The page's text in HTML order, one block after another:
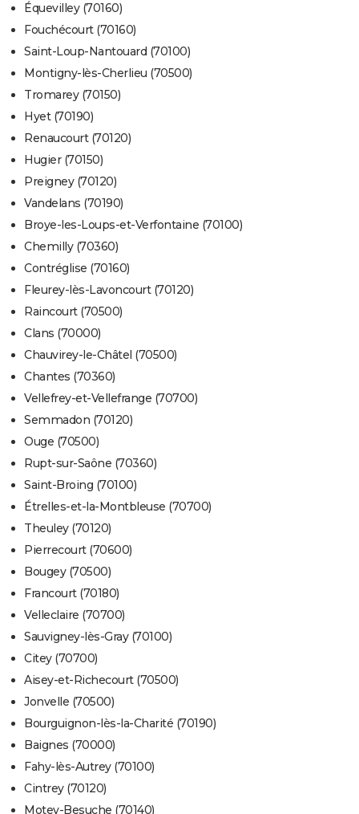
Équevilley (70160)
Fouchécourt (70160)
Saint-Loup-Nantouard (70100)
Montigny-lès-Cherlieu (70500)
Tromarey (70150)
Hyet (70190)
Renaucourt (70120)
Hugier (70150)
Preigney (70120)
Vandelans (70190)
Broye-les-Loups-et-Verfontaine (70100)
Chemilly (70360)
Contréglise (70160)
Fleurey-lès-Lavoncourt (70120)
Raincourt (70500)
Clans (70000)
Chauvirey-le-Châtel (70500)
Chantes (70360)
Vellefrey-et-Vellefrange (70700)
Semmadon (70120)
Ouge (70500)
Rupt-sur-Saône (70360)
Saint-Broing (70100)
Étrelles-et-la-Montbleuse (70700)
Theuley (70120)
Pierrecourt (70600)
Bougey (70500)
Francourt (70180)
Velleclaire (70700)
Sauvigney-lès-Gray (70100)
Citey (70700)
Aisey-et-Richecourt (70500)
Jonvelle (70500)
Bourguignon-lès-la-Charité (70190)
Baignes (70000)
Fahy-lès-Autrey (70100)
Cintrey (70120)
Motey-Besuche (70140)